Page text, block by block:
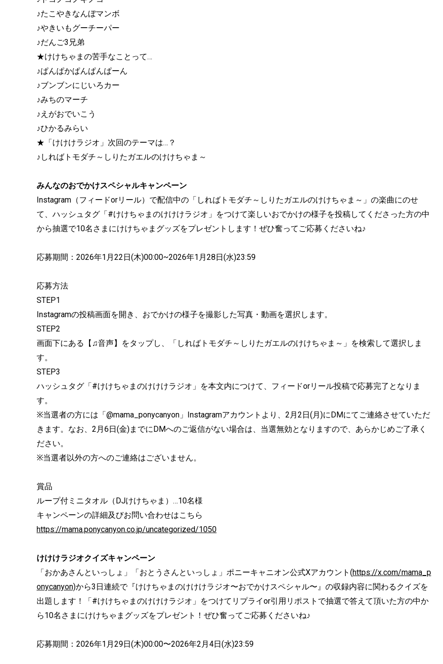
♪たこやきなんぼマンボ
♪やきいもグーチーパー
♪だんご3兄弟
★けけちゃまの苦手なことって…
♪ぱんぱかぱんぱんぱーん
♪ブンブンにじいろカー
♪みちのマーチ
♪えがおでいこう
♪ひかるみらい
★「けけけラジオ」次回のテーマは…？
♪しればトモダチ～しりたガエルのけけちゃま～
みんなのおでかけスペシャルキャンペーン
Instagram（フィードorリール）で配信中の「しればトモダチ～しりたガエルのけけちゃま～」の楽曲にのせ
て、ハッシュタグ「#けけちゃまのけけけラジオ」をつけて楽しいおでかけの様子を投稿してくださった方の中
から抽選で10名さまにけけちゃまグッズをプレゼントします！ぜひ奮ってご応募くださいね♪
応募期間：2026年1月22日(木)00:00~2026年1月28日(水)23:59
応募方法
STEP1
Instagramの投稿画面を開き、おでかけの様子を撮影した写真・動画を選択します。
STEP2
画面下にある【♫音声】をタップし、「しればトモダチ～しりたガエルのけけちゃま～」を検索して選択しま
す。
STEP3
ハッシュタグ「#けけちゃまのけけけラジオ」を本文内につけて、フィードorリール投稿で応募完了となりま
す。
※当選者の方には「@mama_ponycanyon」Instagramアカウントより、2月2日(月)にDMにてご連絡させていただ
きます。なお、2月6日(金)までにDMへのご返信がない場合は、当選無効となりますので、あらかじめご了承く
ださい。
※当選者以外の方へのご連絡はございません。
賞品
ループ付ミニタオル（DJけけちゃま）…10名様
キャンペーンの詳細及びお問い合わせはこちら
https://mama.ponycanyon.co.jp/uncategorized/1050
けけけラジオクイズキャンペーン
「おかあさんといっしょ」「おとうさんといっしょ」ポニーキャニオン公式Xアカウント(https://x.com/mama_p
onycanyon)から3日連続で『けけちゃまのけけけラジオ〜おでかけスペシャル〜』の収録内容に関わるクイズを
出題します！「#けけちゃまのけけけラジオ」をつけてリプライor引用リポストで抽選で答えて頂いた方の中か
ら10名さまにけけちゃまグッズをプレゼント！ぜひ奮ってご応募くださいね♪
応募期間：2026年1月29日(木)00:00〜2026年2月4日(水)23:59